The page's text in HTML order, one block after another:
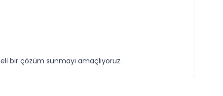
bir çözüm sunmayı amaçlıyoruz.